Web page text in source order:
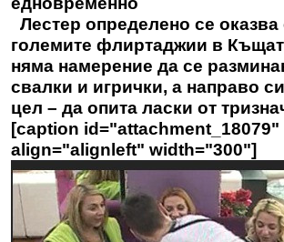
Лестер определено се оказва
големите флиртаджии в
няма намерение да се
свалки и игрички, а направо
цел – да опита ласки от
[caption id="attachment_18079"
align="alignleft" width="300"]